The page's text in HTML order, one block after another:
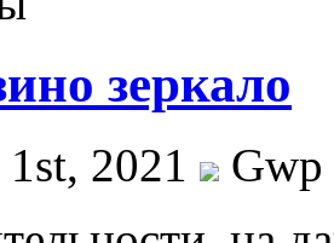
зеркало
2021
Gwp